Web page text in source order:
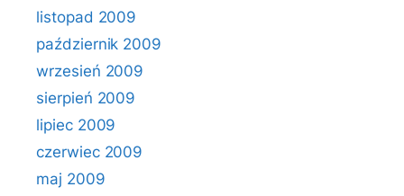
listopad 2009
październik 2009
wrzesień 2009
sierpień 2009
lipiec 2009
czerwiec 2009
maj 2009